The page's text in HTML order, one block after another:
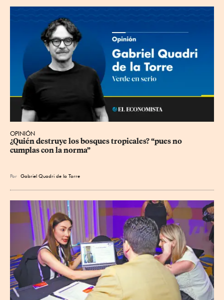
OPINIÓN
¿Quién destruye los bosques tropicales? “pues no
cumplas con la norma”
Por Gabriel Quadri de la Torre